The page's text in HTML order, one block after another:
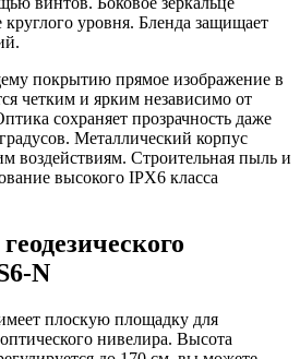
уровня. Бленда защищает
покрытию прямое изображение в
четким и ярким независимо от
сохраняет прозрачность даже
Металлический корпус
воздействиям. Строительная пыль и
высокого IPX6 класса
N
плоскую площадку для
нивелира. Высота